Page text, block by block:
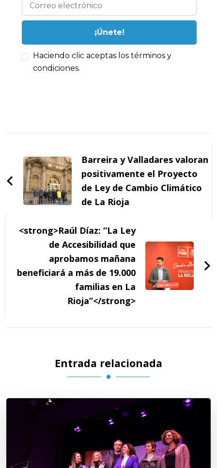
Haciendo clic aceptas los términos y
condiciones.
de
entradas
Barreira y Valladares valoran
positivamente el Proyecto
de Ley de Cambio Climático
de La Rioja
<strong>Raúl Díaz: “La Ley
de Accesibilidad que
aprobamos mañana
beneficiará a más de 19.000
familias en La
Rioja”</strong>
Entrada relacionada